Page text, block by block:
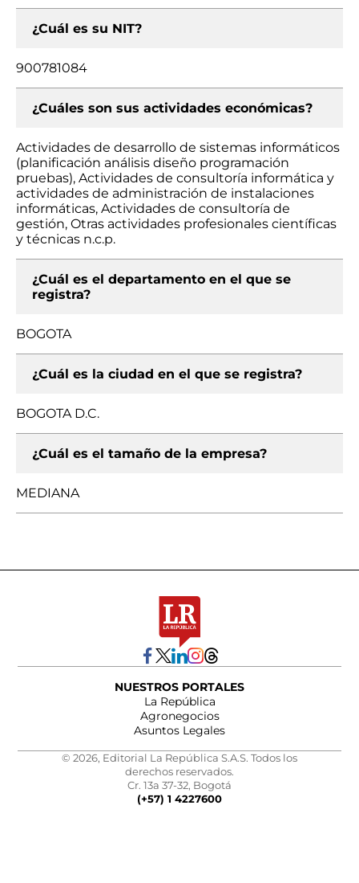
¿Cuál es su NIT?
900781084
¿Cuáles son sus actividades económicas?
Actividades de desarrollo de sistemas informáticos
(planificación análisis diseño programación
pruebas), Actividades de consultoría informática y
actividades de administración de instalaciones
informáticas, Actividades de consultoría de
gestión, Otras actividades profesionales científicas
y técnicas n.c.p.
¿Cuál es el departamento en el que se
registra?
BOGOTA
¿Cuál es la ciudad en el que se registra?
BOGOTA D.C.
¿Cuál es el tamaño de la empresa?
MEDIANA
NUESTROS PORTALES
La República
Agronegocios
Asuntos Legales
© 2026, Editorial La República S.A.S. Todos los
derechos reservados.
Cr. 13a 37-32, Bogotá
(+57) 1 4227600